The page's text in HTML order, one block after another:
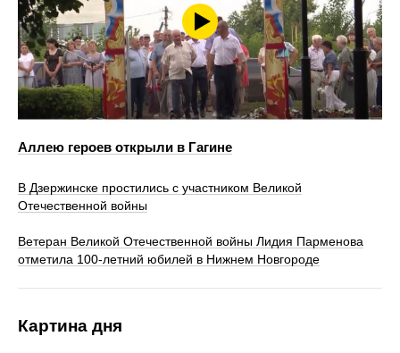
Аллею героев открыли в Гагине
В Дзержинске простились с участником Великой
Отечественной войны
Ветеран Великой Отечественной войны Лидия Парменова
отметила 100-летний юбилей в Нижнем Новгороде
Картина дня